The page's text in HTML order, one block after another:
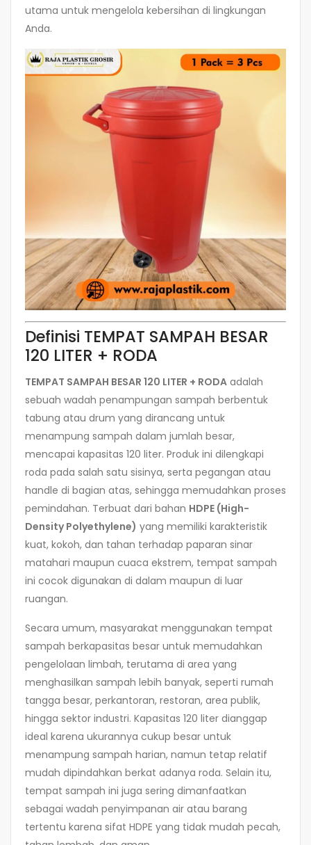
utama untuk mengelola kebersihan di lingkungan
Anda.
Definisi TEMPAT SAMPAH BESAR
120 LITER + RODA
TEMPAT SAMPAH BESAR 120 LITER + RODA adalah
sebuah wadah penampungan sampah berbentuk
tabung atau drum yang dirancang untuk
menampung sampah dalam jumlah besar,
mencapai kapasitas 120 liter. Produk ini dilengkapi
roda pada salah satu sisinya, serta pegangan atau
handle di bagian atas, sehingga memudahkan proses
pemindahan. Terbuat dari bahan HDPE (High-
Density Polyethylene) yang memiliki karakteristik
kuat, kokoh, dan tahan terhadap paparan sinar
matahari maupun cuaca ekstrem, tempat sampah
ini cocok digunakan di dalam maupun di luar
ruangan.
Secara umum, masyarakat menggunakan tempat
sampah berkapasitas besar untuk memudahkan
pengelolaan limbah, terutama di area yang
menghasilkan sampah lebih banyak, seperti rumah
tangga besar, perkantoran, restoran, area publik,
hingga sektor industri. Kapasitas 120 liter dianggap
ideal karena ukurannya cukup besar untuk
menampung sampah harian, namun tetap relatif
mudah dipindahkan berkat adanya roda. Selain itu,
tempat sampah ini juga sering dimanfaatkan
sebagai wadah penyimpanan air atau barang
tertentu karena sifat HDPE yang tidak mudah pecah,